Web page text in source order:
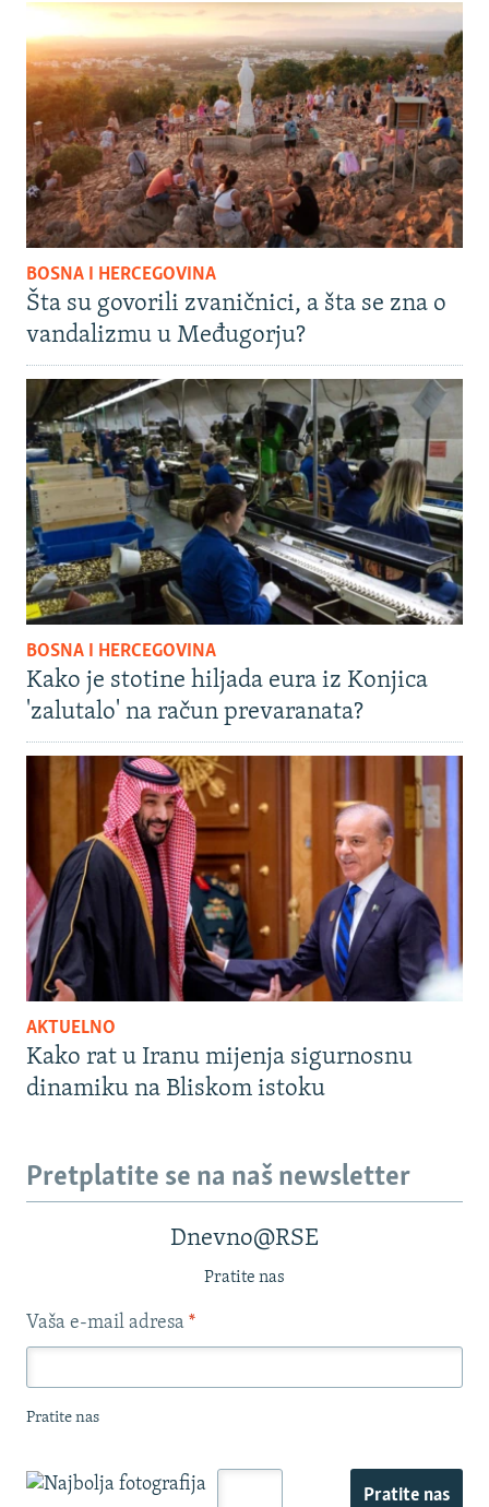
BOSNA I HERCEGOVINA
Šta su govorili zvaničnici, a šta se zna o
vandalizmu u Međugorju?
BOSNA I HERCEGOVINA
Kako je stotine hiljada eura iz Konjica
'zalutalo' na račun prevaranata?
AKTUELNO
Kako rat u Iranu mijenja sigurnosnu
dinamiku na Bliskom istoku
Pretplatite se na naš newsletter
Dnevno@RSE
Pratite nas
Vaša e-mail adresa *
Pratite nas
Pratite nas